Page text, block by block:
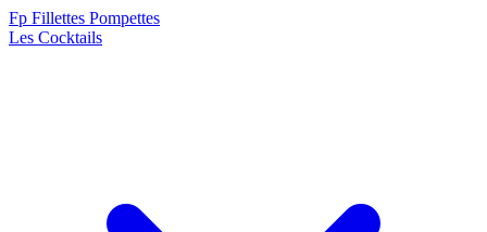
Fp Fillettes Pompettes
Les Cocktails